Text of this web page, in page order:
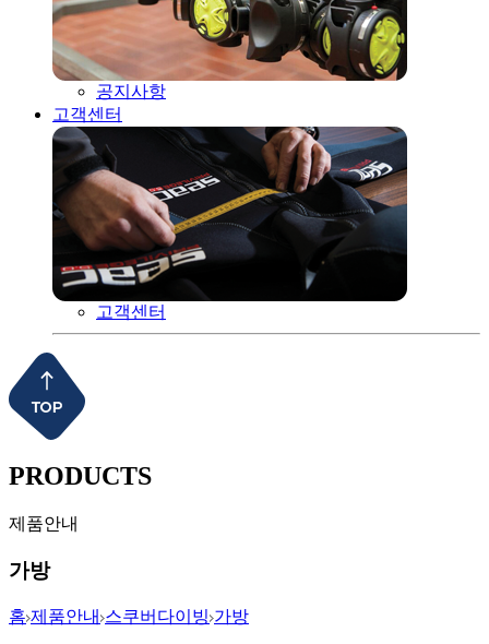
공지사항
고객센터
고객센터
PRODUCTS
제품안내
가방
홈 제품안내 스쿠버다이빙 가방